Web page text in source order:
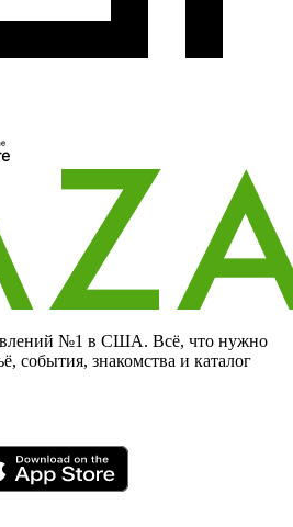
№1 в США. Всё, что нужно
события, знакомства и каталог